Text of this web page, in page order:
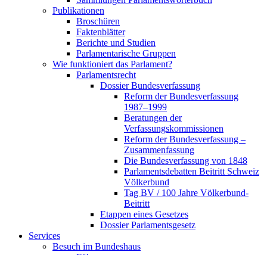
Publikationen
Broschüren
Faktenblätter
Berichte und Studien
Parlamentarische Gruppen
Wie funktioniert das Parlament?
Parlamentsrecht
Dossier Bundesverfassung
Reform der Bundesverfassung
1987–1999
Beratungen der
Verfassungskommissionen
Reform der Bundesverfassung –
Zusammenfassung
Die Bundesverfassung von 1848
Parlamentsdebatten Beitritt Schweiz
Völkerbund
Tag BV / 100 Jahre Völkerbund-
Beitritt
Etappen eines Gesetzes
Dossier Parlamentsgesetz
Services
Besuch im Bundeshaus